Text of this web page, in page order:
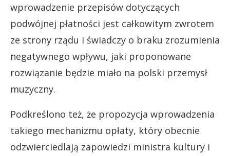
wprowadzenie przepisów dotyczących
podwójnej płatności jest całkowitym zwrotem
ze strony rządu i świadczy o braku zrozumienia
negatywnego wpływu, jaki proponowane
rozwiązanie będzie miało na polski przemysł
muzyczny.
Podkreślono też, że propozycja wprowadzenia
takiego mechanizmu opłaty, który obecnie
odzwierciedlają zapowiedzi ministra kultury i